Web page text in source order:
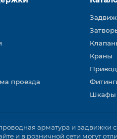
проезда
Краны
Шкафы
арматура и задвижки с
и в розничной сети могут